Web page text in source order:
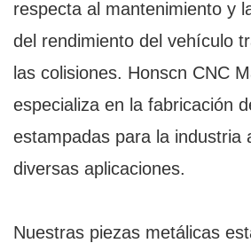
respecta al mantenimiento y
del rendimiento del vehículo
las colisiones. Honscn CNC
especializa en la fabricación
estampadas para la industria
diversas aplicaciones.
Nuestras piezas metálicas